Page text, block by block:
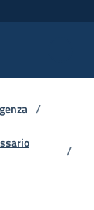
/
/